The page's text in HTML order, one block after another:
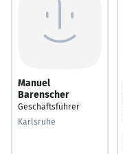
Manuel
Barenscher
Geschäftsführer
Karlsruhe